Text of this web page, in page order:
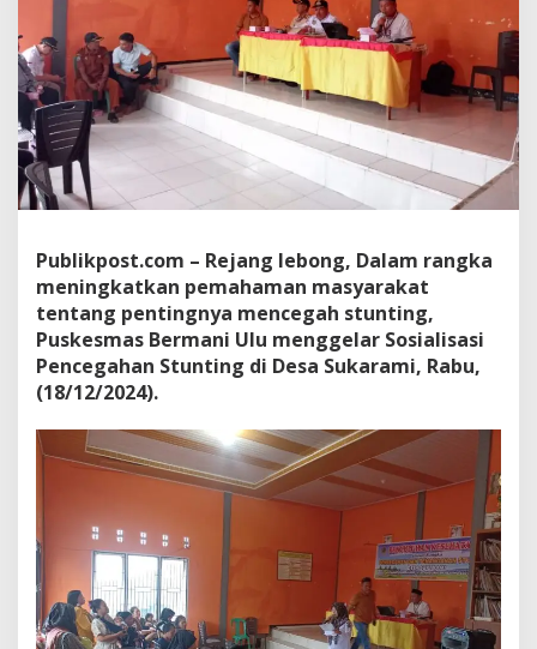
Publikpost.com – Rejang lebong, Dalam rangka
meningkatkan pemahaman masyarakat
tentang pentingnya mencegah stunting,
Puskesmas Bermani Ulu menggelar Sosialisasi
Pencegahan Stunting di Desa Sukarami, Rabu,
(18/12/2024).